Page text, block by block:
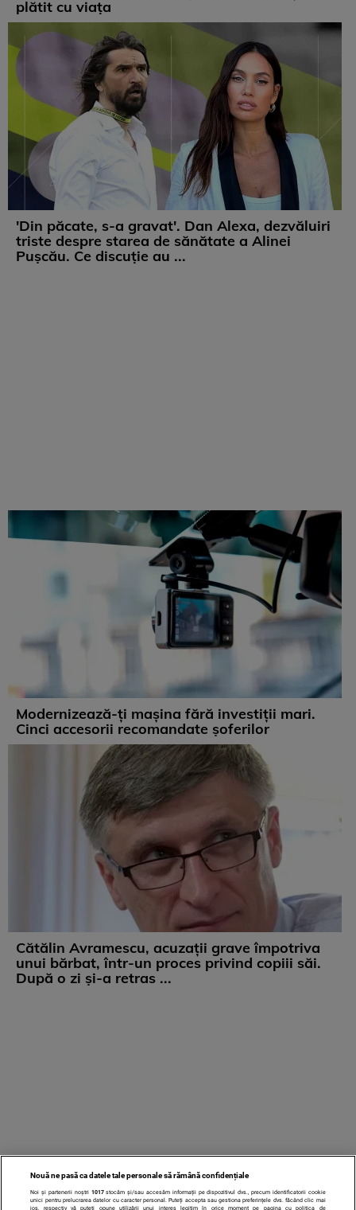
plătit cu viața
'Din păcate, s-a gravat'. Dan Alexa, dezvăluiri
triste despre starea de sănătate a Alinei
Pușcău. Ce discuție au ...
Modernizează-ți mașina fără investiții mari.
Cinci accesorii recomandate șoferilor
Cătălin Avramescu, acuzații grave împotriva
unui bărbat, într-un proces privind copiii săi.
După o zi și-a retras ...
Nouă ne pasă ca datele tale personale să rămână confidențiale
Noi și partenerii noștri 1017stocăm și/sau accesăm informații pe dispozitivul dvs., precum identificatorii cookie
unici pentru prelucrarea datelor cu caracter personal. Puteți accepta sau gestiona preferințele dvs. făcând clic mai
jos, respectiv vă puteți opune utilizării unui interes legitim în orice moment pe pagina cu politica de